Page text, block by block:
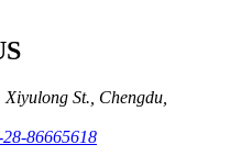
St., Chengdu,
86665618